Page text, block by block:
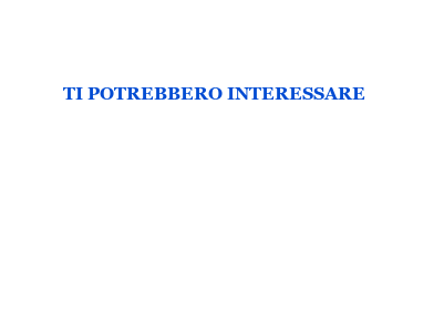
TI POTREBBERO INTERESSARE